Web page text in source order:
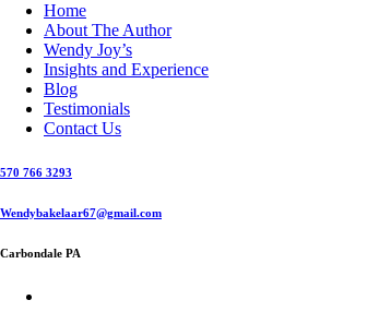
Home
About The Author
Wendy Joy’s
Insights and Experience
Blog
Testimonials
Contact Us
570 766 3293
Wendybakelaar67@gmail.com
Carbondale PA